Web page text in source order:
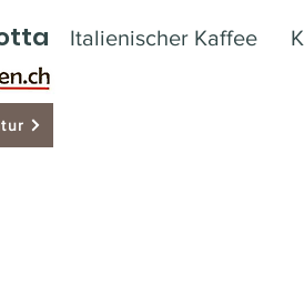
Italienischer Kaffee